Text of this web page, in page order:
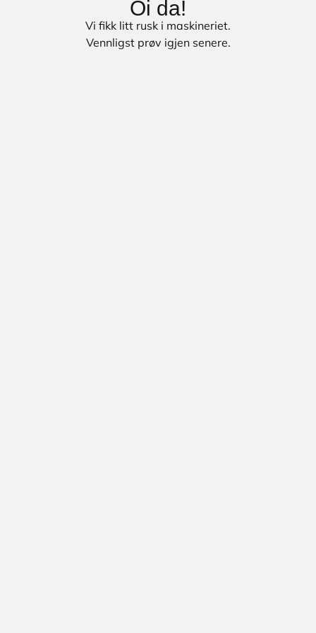
Oi da!
Vi fikk litt rusk i maskineriet.
Vennligst prøv igjen senere.